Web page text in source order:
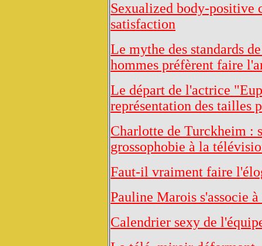
Sexualized body-positive
satisfaction
Le mythe des standards
hommes préfèrent faire
Le départ de l'actrice
représentation des tailles
Charlotte de Turckheim :
grossophobie à la
Faut-il vraiment faire
Pauline Marois s'associe
Calendrier sexy de